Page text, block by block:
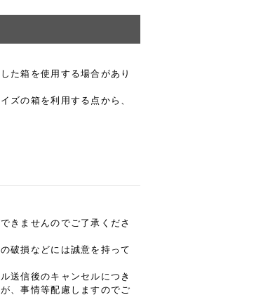
た箱を使用する場合があり
ズの箱を利用する点から、
きませんのでご了承くださ
破損などには誠意を持って
送信後のキャンセルにつき
、事情等配慮しますのでご